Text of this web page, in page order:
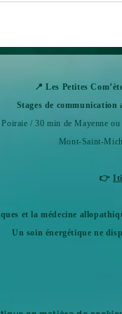
📍 Les Petites
Stages de
/ 30 min de Mayenne
Mont-Saint-
👉
et la médecine
Un soin énergétique ne